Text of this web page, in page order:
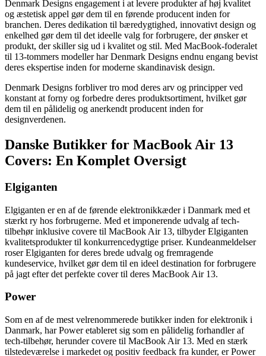
Denmark Designs engagement i at levere produkter af høj kvalitet
og æstetisk appel gør dem til en førende producent inden for
branchen. Deres dedikation til bæredygtighed, innovativt design og
enkelhed gør dem til det ideelle valg for forbrugere, der ønsker et
produkt, der skiller sig ud i kvalitet og stil. Med MacBook-foderalet
til 13-tommers modeller har Denmark Designs endnu engang bevist
deres ekspertise inden for moderne skandinavisk design.
Denmark Designs forbliver tro mod deres arv og principper ved
konstant at forny og forbedre deres produktsortiment, hvilket gør
dem til en pålidelig og anerkendt producent inden for
designverdenen.
Danske Butikker for MacBook Air 13
Covers: En Komplet Oversigt
Elgiganten
Elgiganten er en af de førende elektronikkæder i Danmark med et
stærkt ry hos forbrugerne. Med et imponerende udvalg af tech-
tilbehør inklusive covere til MacBook Air 13, tilbyder Elgiganten
kvalitetsprodukter til konkurrencedygtige priser. Kundeanmeldelser
roser Elgiganten for deres brede udvalg og fremragende
kundeservice, hvilket gør dem til en ideel destination for forbrugere
på jagt efter det perfekte cover til deres MacBook Air 13.
Power
Som en af de mest velrenommerede butikker inden for elektronik i
Danmark, har Power etableret sig som en pålidelig forhandler af
tech-tilbehør, herunder covere til MacBook Air 13. Med en stærk
tilstedeværelse i markedet og positiv feedback fra kunder, er Power